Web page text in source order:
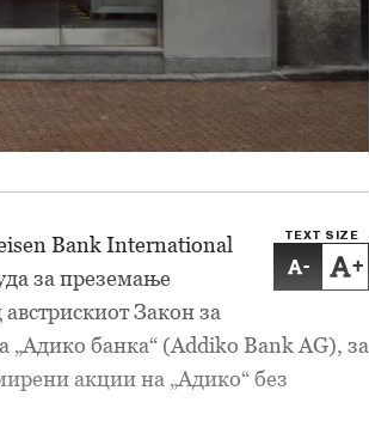
TEXT SIZE
- +
Bank International
за преземање
Закон за
„Адико банка“ (Addiko Bank AG), за
акции на „Адико“ без